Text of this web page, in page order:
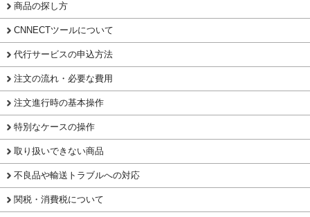
商品の探し方
CNNECTツールについて
代行サービスの申込方法
注文の流れ・必要な費用
注文進行時の基本操作
特別なケースの操作
取り扱いできない商品
不良品や輸送トラブルへの対応
関税・消費税について